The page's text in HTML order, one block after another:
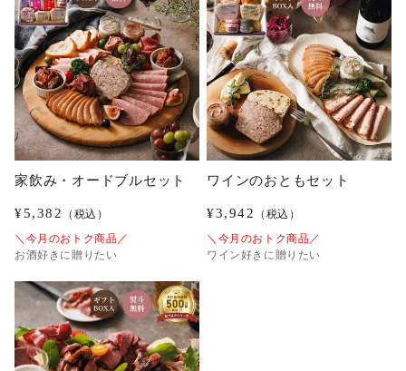
家飲み・オードブルセット
¥5,382
（税込）
＼今月のおトク商品／
お酒好きに贈りたい
ワインのおともセット
¥3,942
（税込）
＼今月のおトク商品／
ワイン好きに贈りたい